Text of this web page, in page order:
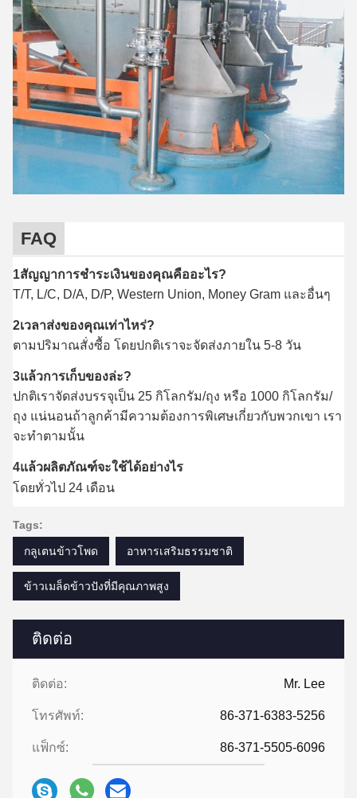
ติดต่อ
ติดต่อ: Mr. Lee
โทรศัพท์: 86-371-6383-5256
แฟ็กซ์: 86-371-5505-6096
FAQ
1สัญญาการชําระเงินของคุณคืออะไร?
T/T, L/C, D/A, D/P, Western Union, Money Gram และอื่นๆ
2เวลาส่งของคุณเท่าไหร่?
ตามปริมาณสั่งซื้อ โดยปกติเราจะจัดส่งภายใน 5-8 วัน
3แล้วการเก็บของล่ะ?
ปกติเราจัดส่งบรรจุเป็น 25 กิโลกรัม/ถุง หรือ 1000 กิโลกรัม/
ถุง แน่นอนถ้าลูกค้ามีความต้องการพิเศษเกี่ยวกับพวกเขา เรา
จะทําตามนั้น
4แล้วผลิตภัณฑ์จะใช้ได้อย่างไร
โดยทั่วไป 24 เดือน
Tags:
กลูเตนข้าวโพด อาหารเสริมธรรมชาติ
ข้าวเมล็ดข้าวปังที่มีคุณภาพสูง